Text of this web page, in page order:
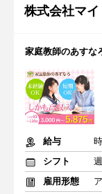
株式会社マ
家庭教師のあす
給与
シフト
雇用形態